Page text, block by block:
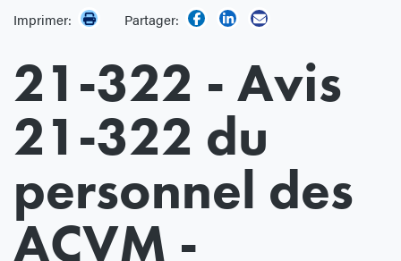
Imprimer:
Partager:
21-322 - Avis
21-322 du
personnel des
ACVM -